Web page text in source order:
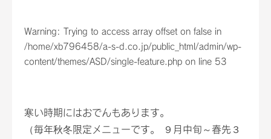
Warning : Trying to access array offset on false in
/home/xb796458/a-s-d.co.jp/public_html/admin/wp-
content/themes/ASD/single-feature.php on line 53
寒い時期にはおでんもあります。
（毎年秋冬限定メニューです。 ９月中旬～春先３